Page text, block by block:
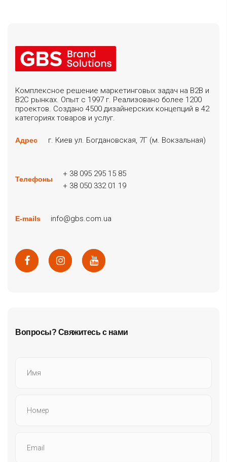
Комплексное решение маркетинговых задач на B2B и
B2C рынках. Опыт с 1997 г. Реализовано более 1200
проектов. Создано 4500 дизайнерских концепций в 42
категориях товаров и услуг.
Адрес г. Киев ул. Богдановская, 7Г (м. Вокзальная)
Телефоны
+ 38 095 295 15 85
+ 38 050 332 01 19
E-mails info@gbs.com.ua
Вопросы? Свяжитесь с нами